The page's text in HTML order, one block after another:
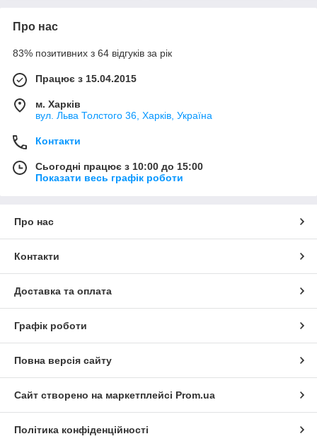
Про нас
83% позитивних з 64 відгуків за рік
Працює з 15.04.2015
м. Харків
вул. Льва Толстого 36, Харків, Україна
Контакти
Сьогодні працює з 10:00 до 15:00
Показати весь графік роботи
Про нас
Контакти
Доставка та оплата
Графік роботи
Повна версія сайту
Сайт створено на маркетплейсі Prom.ua
Політика конфіденційності